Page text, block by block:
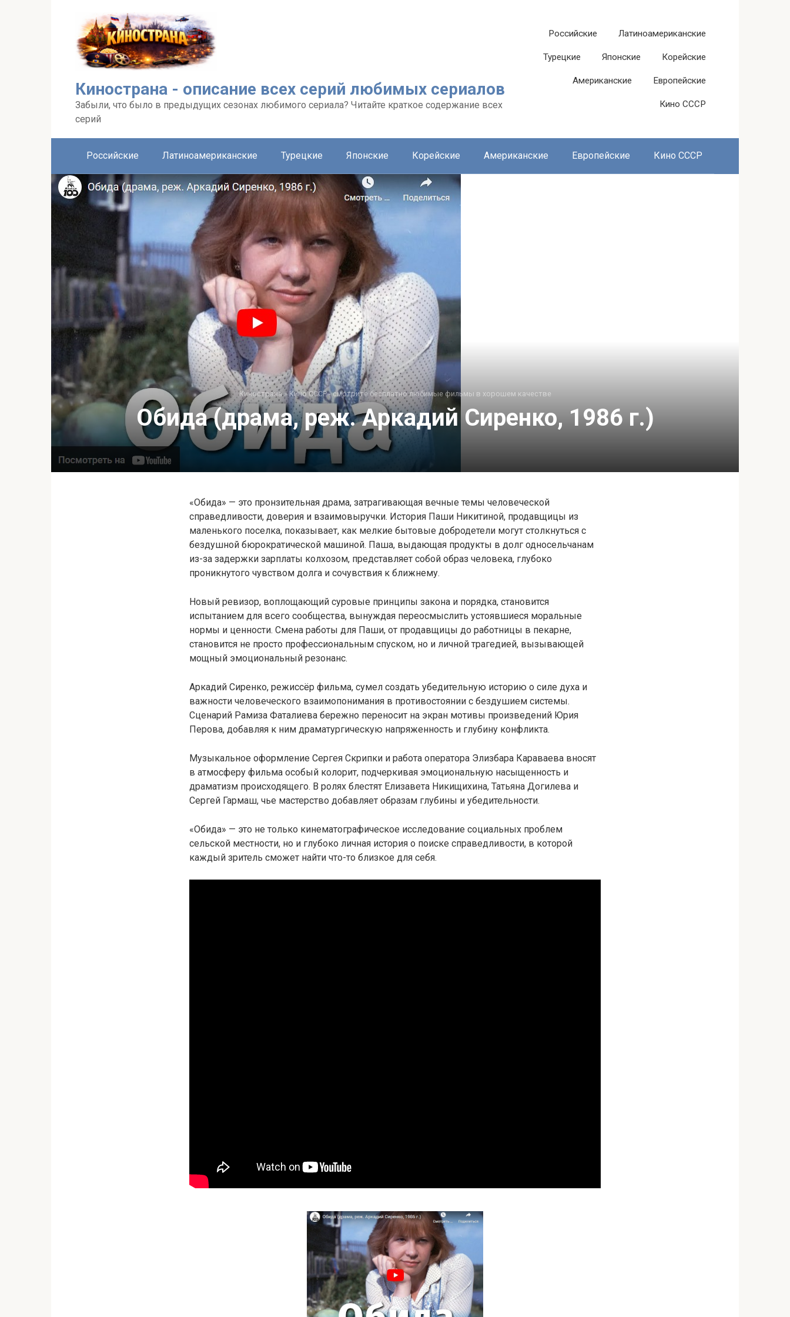
Кинострана - описание всех серий любимых сериалов
Забыли, что было в предыдущих сезонах любимого сериала? Читайте краткое содержание всех
серий
Российские Латиноамериканские
Турецкие Японские Корейские
Американские Европейские
Кино СССР
Российские Латиноамериканские Турецкие Японские Корейские Американские Европейские Кино СССР
Кинострана » Кино СССР - смотрите бесплатно любимые фильмы в хорошем качестве
Обида (драма, реж. Аркадий Сиренко, 1986 г.)
«Обида» — это пронзительная драма, затрагивающая вечные темы человеческой
справедливости, доверия и взаимовыручки. История Паши Никитиной, продавщицы из
маленького поселка, показывает, как мелкие бытовые добродетели могут столкнуться с
бездушной бюрократической машиной. Паша, выдающая продукты в долг односельчанам
из-за задержки зарплаты колхозом, представляет собой образ человека, глубоко
проникнутого чувством долга и сочувствия к ближнему.
Новый ревизор, воплощающий суровые принципы закона и порядка, становится
испытанием для всего сообщества, вынуждая переосмыслить устоявшиеся моральные
нормы и ценности. Смена работы для Паши, от продавщицы до работницы в пекарне,
становится не просто профессиональным спуском, но и личной трагедией, вызывающей
мощный эмоциональный резонанс.
Аркадий Сиренко, режиссёр фильма, сумел создать убедительную историю о силе духа и
важности человеческого взаимопонимания в противостоянии с бездушием системы.
Сценарий Рамиза Фаталиева бережно переносит на экран мотивы произведений Юрия
Перова, добавляя к ним драматургическую напряженность и глубину конфликта.
Музыкальное оформление Сергея Скрипки и работа оператора Элизбара Караваева вносят
в атмосферу фильма особый колорит, подчеркивая эмоциональную насыщенность и
драматизм происходящего. В ролях блестят Елизавета Никищихина, Татьяна Догилева и
Сергей Гармаш, чье мастерство добавляет образам глубины и убедительности.
«Обида» — это не только кинематографическое исследование социальных проблем
сельской местности, но и глубоко личная история о поиске справедливости, в которой
каждый зритель сможет найти что-то близкое для себя.